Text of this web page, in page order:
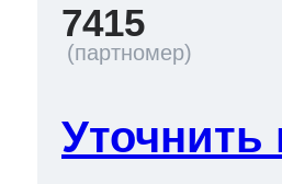
7415
Уточнить